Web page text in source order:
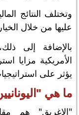
وتختلف النتائج
عليها من خلال
بالإضافة إلى
الأمريكية مزايا
يؤثر على
ما هي
"الإغريق" هم